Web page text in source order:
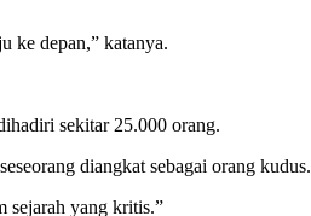
ke depan,” katanya.
sekitar 25.000 orang.
diangkat sebagai orang kudus.
sejarah yang kritis.”